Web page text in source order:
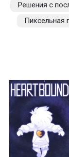
Решения с
Пиксельная